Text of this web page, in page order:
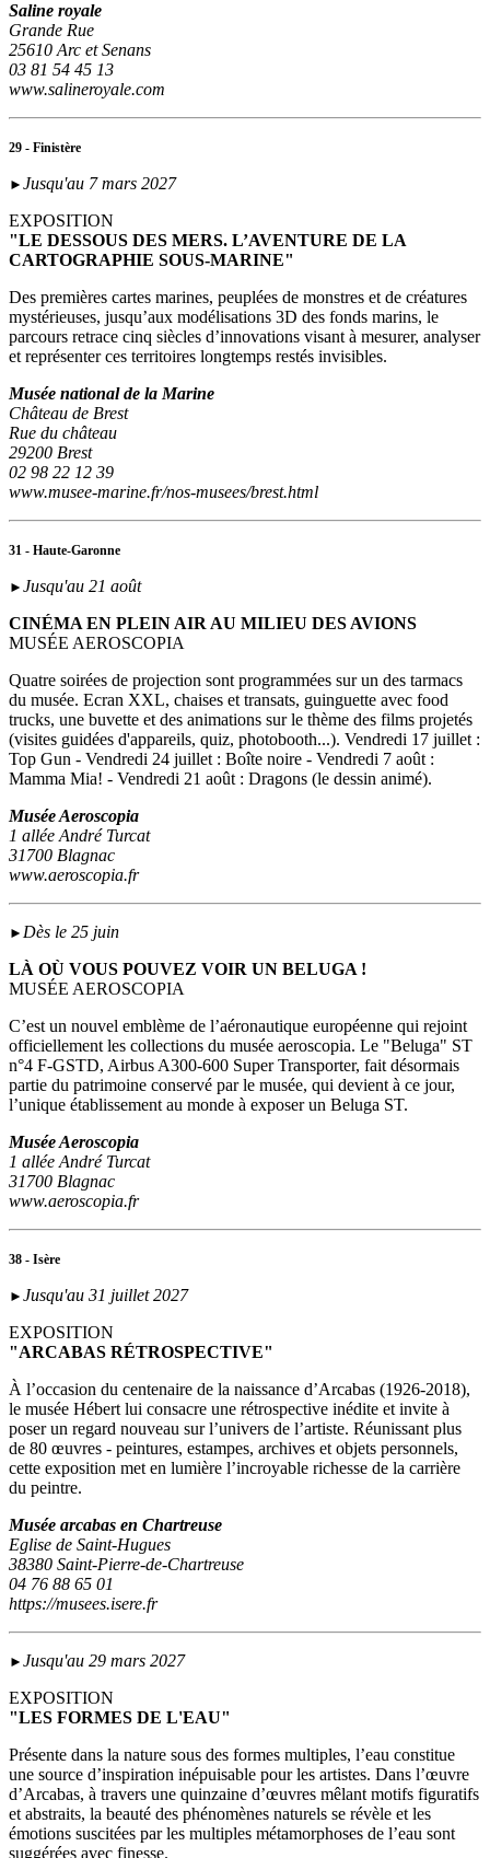
Saline royale
Grande Rue
25610 Arc et Senans
03 81 54 45 13
www.salineroyale.com
29 - Finistère
► Jusqu'au 7 mars 2027
EXPOSITION
"LE DESSOUS DES MERS. L’AVENTURE DE LA
CARTOGRAPHIE SOUS-MARINE"
Des premières cartes marines, peuplées de monstres et de créatures
mystérieuses, jusqu’aux modélisations 3D des fonds marins, le
parcours retrace cinq siècles d’innovations visant à mesurer, analyser
et représenter ces territoires longtemps restés invisibles.
Musée national de la Marine
Château de Brest
Rue du château
29200 Brest
02 98 22 12 39
www.musee-marine.fr/nos-musees/brest.html
31 - Haute-Garonne
► Jusqu'au 21 août
CINÉMA EN PLEIN AIR AU MILIEU DES AVIONS
MUSÉE AEROSCOPIA
Quatre soirées de projection sont programmées sur un des tarmacs
du musée. Ecran XXL, chaises et transats, guinguette avec food
trucks, une buvette et des animations sur le thème des films projetés
(visites guidées d'appareils, quiz, photobooth...). Vendredi 17 juillet :
Top Gun - Vendredi 24 juillet : Boîte noire - Vendredi 7 août :
Mamma Mia! - Vendredi 21 août : Dragons (le dessin animé).
Musée Aeroscopia
1 allée André Turcat
31700 Blagnac
www.aeroscopia.fr
► Dès le 25 juin
LÀ OÙ VOUS POUVEZ VOIR UN BELUGA !
MUSÉE AEROSCOPIA
C’est un nouvel emblème de l’aéronautique européenne qui rejoint
officiellement les collections du musée aeroscopia. Le "Beluga" ST
n°4 F-GSTD, Airbus A300-600 Super Transporter, fait désormais
partie du patrimoine conservé par le musée, qui devient à ce jour,
l’unique établissement au monde à exposer un Beluga ST.
Musée Aeroscopia
1 allée André Turcat
31700 Blagnac
www.aeroscopia.fr
38 - Isère
► Jusqu'au 31 juillet 2027
EXPOSITION
"ARCABAS RÉTROSPECTIVE"
À l’occasion du centenaire de la naissance d’Arcabas (1926-2018),
le musée Hébert lui consacre une rétrospective inédite et invite à
poser un regard nouveau sur l’univers de l’artiste. Réunissant plus
de 80 œuvres - peintures, estampes, archives et objets personnels,
cette exposition met en lumière l’incroyable richesse de la carrière
du peintre.
Musée arcabas en Chartreuse
Eglise de Saint-Hugues
38380 Saint-Pierre-de-Chartreuse
04 76 88 65 01
https://musees.isere.fr
► Jusqu'au 29 mars 2027
EXPOSITION
"LES FORMES DE L'EAU"
Présente dans la nature sous des formes multiples, l’eau constitue
une source d’inspiration inépuisable pour les artistes. Dans l’œuvre
d’Arcabas, à travers une quinzaine d’œuvres mêlant motifs figuratifs
et abstraits, la beauté des phénomènes naturels se révèle et les
émotions suscitées par les multiples métamorphoses de l’eau sont
suggérées avec finesse.